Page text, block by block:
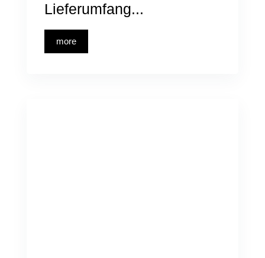
Lieferumfang...
more